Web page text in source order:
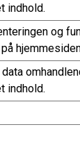
indhold.
og
indhold.